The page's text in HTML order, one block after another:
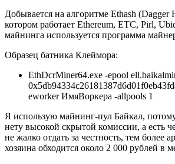
Добывается на алгоритме Ethash (Dagger
котором работает Ethereum, ETC, Pirl,
майнинга используется программа
Образец батника Клеймора:
EthDcrMiner64.exe -epool
eworker ИмяВоркера -allpools 1
Я использую майнинг-пул Байкал,
нету высокой скрытой комиссии, а есть
не жалко отдать за честность, тем более
хозяина обходится около 2 000 рублей в